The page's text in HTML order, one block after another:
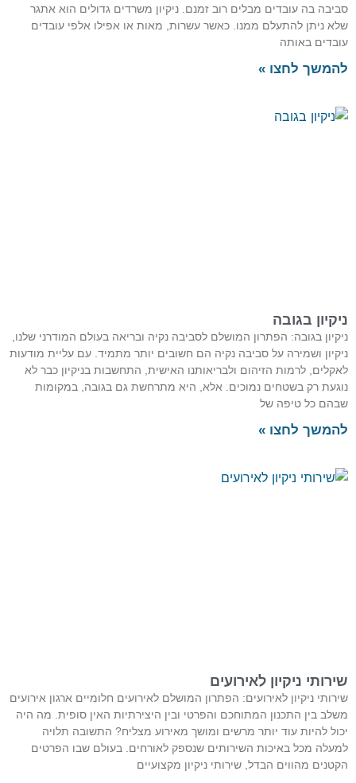
בה עובדים מבלים רוב זמנם. ניקיון משרדים גדולים הוא אתגר
ניתן להתעלם ממנו. כאשר עשרות, מאות או אפילו אלפי עובדים
באותה
לחצו »
בגובה
בגובה: הפתרון המושלם לסביבה נקיה ובריאה בעולם המודרני שלנו,
ושמירה על סביבה נקיה הם חשובים יותר מתמיד. עם עליית מודעות
לרמות הזיהום ולבריאותנו האישית, התחשבות בניקיון כבר לא
רק בשטחים נמוכים. אלא, היא מתרחשת גם בגובה, במקומות
כל טיפה של
לחצו »
ניקיון לאירועים
ניקיון לאירועים: הפתרון המושלם לאירועים חלומיים ארגון אירועים
בין התכנון המתוחכם והפרטי ובין היצירתיות האין סופית. מה היה
להיות עוד יותר מרשים ומושך מאירוע מצליח? התשובה תלויה
מכל באיכות השירותים שנספק לאורחים. בעולם שבו הפרטים
מהווים הבדל, שירותי ניקיון מקצועיים